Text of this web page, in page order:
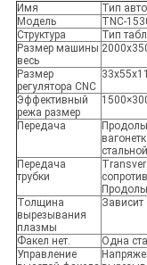
Имя
Тип
Модель
TNC-
Структура
Тип
Размер машины
весь
Размер
регулятора CNC
Эффективный
режа размер
Передача
Передача
трубки
Толщина
вырезывания
плазмы
Зависит
Факел нет.
Одна
Управление